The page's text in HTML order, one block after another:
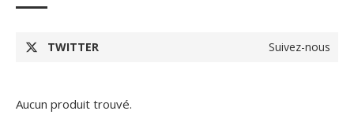
TWITTER Suivez-nous
Aucun produit trouvé.